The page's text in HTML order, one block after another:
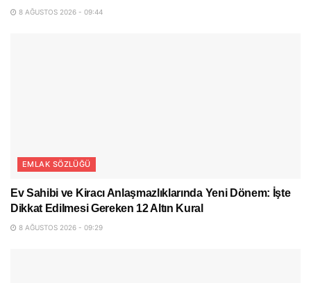
8 AĞUSTOS 2026 - 09:44
EMLAK SÖZLÜĞÜ
Ev Sahibi ve Kiracı Anlaşmazlıklarında Yeni Dönem: İşte
Dikkat Edilmesi Gereken 12 Altın Kural
8 AĞUSTOS 2026 - 09:29